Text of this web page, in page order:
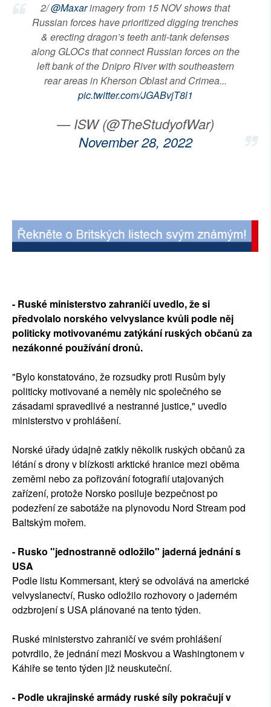
2/@Maxarimagery from 15 NOV shows that
Russian forces have prioritized digging trenches
& erecting dragon’s teeth anti-tank defenses
along GLOCs that connect Russian forces on the
left bank of the Dnipro River with southeastern
rear areas in Kherson Oblast and Crimea...
pic.twitter.com/JGABvjT8l1
— ISW (@TheStudyofWar)
November 28, 2022
- Ruské ministerstvo zahraničí uvedlo, že si
předvolalo norského velvyslance kvůli podle něj
politicky motivovanému zatýkání ruských občanů za
nezákonné používání dronů.
"Bylo konstatováno, že rozsudky proti Rusům byly
politicky motivované a neměly nic společného se
zásadami spravedlivé a nestranné justice," uvedlo
ministerstvo v prohlášení.
Norské úřady údajně zatkly několik ruských občanů za
létání s drony v blízkosti arktické hranice mezi oběma
zeměmi nebo za pořizování fotografií utajovaných
zařízení, protože Norsko posiluje bezpečnost po
podezření ze sabotáže na plynovodu Nord Stream pod
Baltským mořem.
- Rusko "jednostranně odložilo" jaderná jednání s
USA
Podle listu Kommersant, který se odvolává na americké
velvyslanectví, Rusko odložilo rozhovory o jaderném
odzbrojení s USA plánované na tento týden.
Ruské ministerstvo zahraničí ve svém prohlášení
potvrdilo, že jednání mezi Moskvou a Washingtonem v
Káhiře se tento týden již neuskuteční.
- Podle ukrajinské armády ruské síly pokračují v